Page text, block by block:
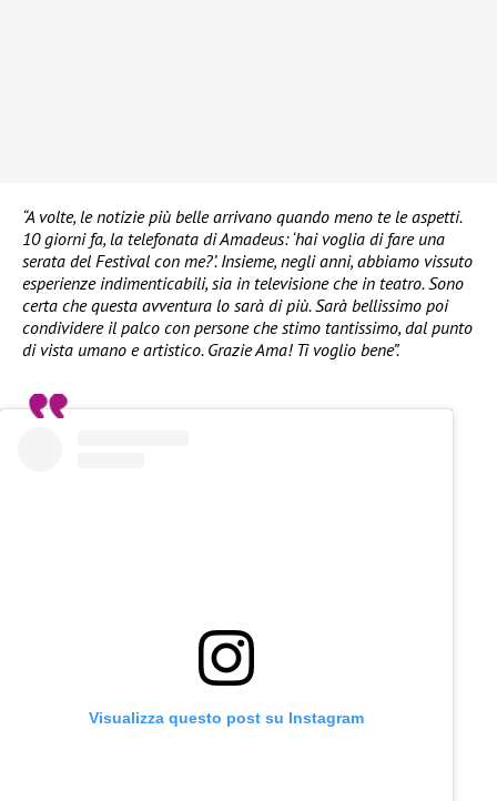
“A volte, le notizie più belle arrivano quando meno te le aspetti.
10 giorni fa, la telefonata di Amadeus: ‘hai voglia di fare una
serata del Festival con me?’. Insieme, negli anni, abbiamo vissuto
esperienze indimenticabili, sia in televisione che in teatro. Sono
certa che questa avventura lo sarà di più. Sarà bellissimo poi
condividere il palco con persone che stimo tantissimo, dal punto
di vista umano e artistico. Grazie Ama! Ti voglio bene”.
Visualizza questo post su Instagram